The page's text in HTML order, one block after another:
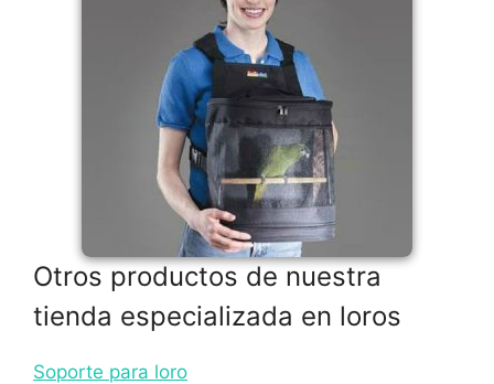
Otros productos de nuestra
tienda especializada en loros
Soporte para loro